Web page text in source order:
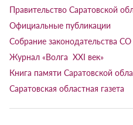
Правительство Саратовской
Официальные публикации
Собрание законодательства СО
Журнал «Волга XXI век»
Книга памяти Саратовской
Саратовская областная газета